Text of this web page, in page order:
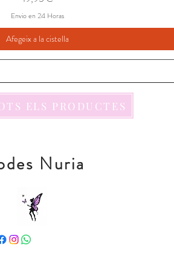
Envio en 24 Horas
Afegeix a la cistella
ELS PRODUCTES
Nuria